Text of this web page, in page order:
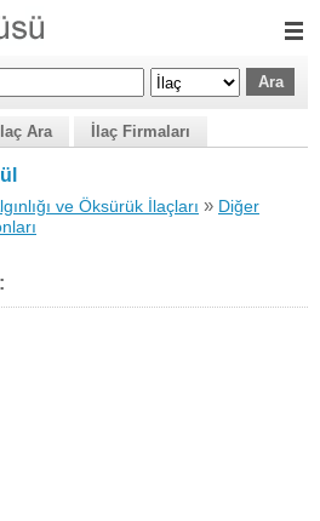
İlaç Ara İlaç Firmaları
ve Öksürük İlaçları » Diğer